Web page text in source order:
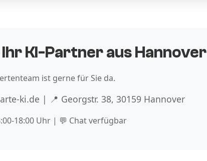
KI-Partner aus Hannover
ist gerne für Sie da.
ki.de | 📍 Georgstr. 38, 30159 Hannover
18:00 Uhr | 💬 Chat verfügbar